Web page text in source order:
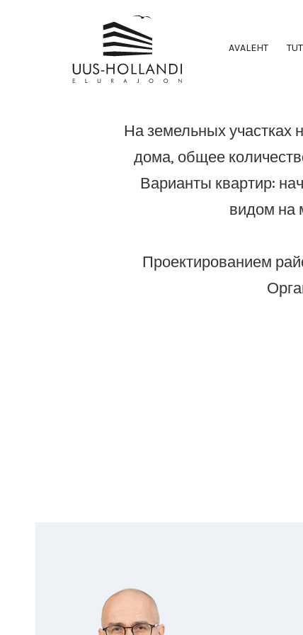
AVALEHT
На земельных участках
дома, общее
Варианты квартир:
видом на
Проектированием